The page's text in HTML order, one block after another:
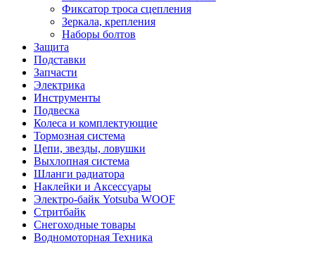
Фиксатор троса сцепления
Зеркала, крепления
Наборы болтов
Защита
Подставки
Запчасти
Электрика
Инструменты
Подвеска
Колеса и комплектующие
Тормозная система
Цепи, звезды, ловушки
Выхлопная система
Шланги радиатора
Наклейки и Аксессуары
Электро-байк Yotsuba WOOF
Стритбайк
Снегоходные товары
Водномоторная Техника